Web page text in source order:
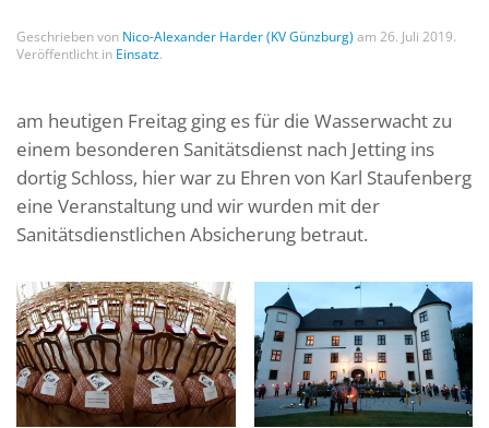
Geschrieben von Nico-Alexander Harder (KV Günzburg) am 26. Juli 2019.
Veröffentlicht in Einsatz.
am heutigen Freitag ging es für die Wasserwacht zu
einem besonderen Sanitätsdienst nach Jetting ins
dortig Schloss, hier war zu Ehren von Karl Staufenberg
eine Veranstaltung und wir wurden mit der
Sanitätsdienstlichen Absicherung betraut.